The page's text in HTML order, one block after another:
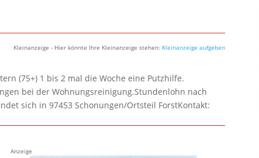
Kleinanzeige - Hier könnte Ihre Kleinanzeige stehen: Kleinanzeige aufgeben
(75+) 1 bis 2 mal die Woche eine Putzhilfe.
bei der Wohnungsreinigung.Stundenlohn nach
sich in 97453 Schonungen/Ortsteil ForstKontakt:
Anzeige